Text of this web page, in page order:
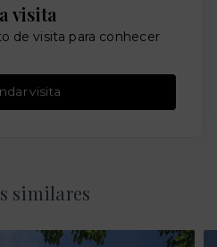
visita
de visita para conhecer
visita
similares